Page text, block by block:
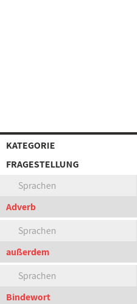
KATEGORIE
FRAGESTELLUNG
Sprachen
Adverb
Sprachen
außerdem
Sprachen
Bindewort